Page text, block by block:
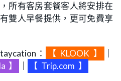
所有客房套餐客人將安排在
雙人早餐提供，更可免費享
： 【 KLOOK 】
】 【 Trip.com 】